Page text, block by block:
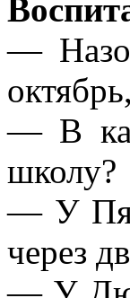
—
— В
школу?
— У
через